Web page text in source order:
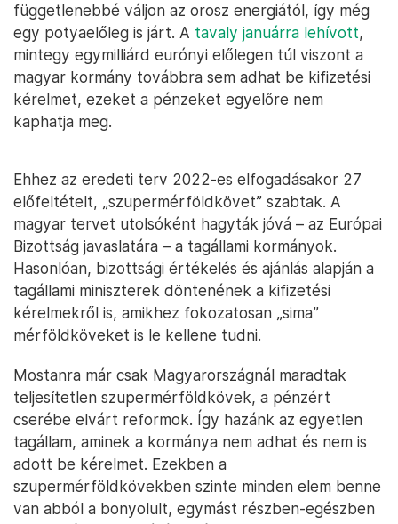
függetlenebbé váljon az orosz energiától, így még
egy potyaelőleg is járt. A tavaly januárra lehívott,
mintegy egymilliárd eurónyi előlegen túl viszont a
magyar kormány továbbra sem adhat be kifizetési
kérelmet, ezeket a pénzeket egyelőre nem
kaphatja meg.
Ehhez az eredeti terv 2022-es elfogadásakor 27
előfeltételt, „szupermérföldkövet” szabtak. A
magyar tervet utolsóként hagyták jóvá – az Európai
Bizottság javaslatára – a tagállami kormányok.
Hasonlóan, bizottsági értékelés és ajánlás alapján a
tagállami miniszterek döntenének a kifizetési
kérelmekről is, amikhez fokozatosan „sima”
mérföldköveket is le kellene tudni.
Mostanra már csak Magyarországnál maradtak
teljesítetlen szupermérföldkövek, a pénzért
cserébe elvárt reformok. Így hazánk az egyetlen
tagállam, aminek a kormánya nem adhat és nem is
adott be kérelmet. Ezekben a
szupermérföldkövekben szinte minden elem benne
van abból a bonyolult, egymást részben-egészben